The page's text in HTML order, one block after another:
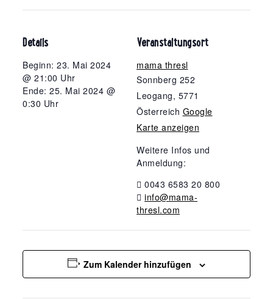
Details
Beginn: 23. Mai 2024
@ 21:00 Uhr
Ende: 25. Mai 2024 @
0:30 Uhr
Veranstaltungsort
mama thresl
Sonnberg 252
Leogang, 5771
Österreich Google
Karte anzeigen
Weitere Infos und
Anmeldung:
0043 6583 20 800
info@mama-
thresl.com
Zum Kalender hinzufügen